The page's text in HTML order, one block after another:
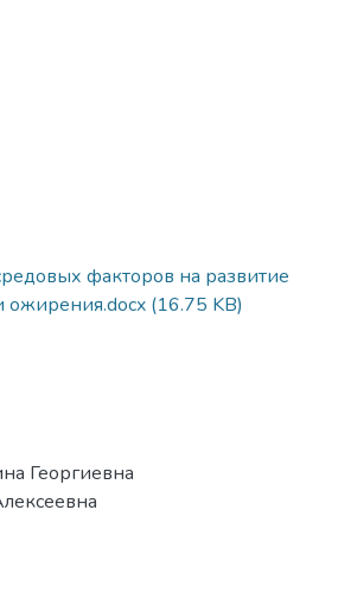
факторов на развитие
ожирения.docx (16.75 KB)
Георгиевна